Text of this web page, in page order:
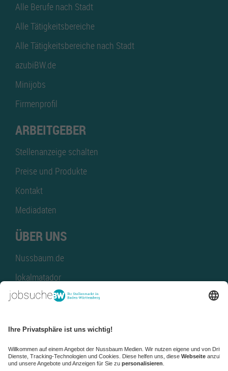
Alle Berufe nach Stadt
Alle Tätigkeitsbereiche
Alle Tätigkeitsbereiche nach Stadt
azubiBW.de
Minijobs
Firmenprofil
ARBEITGEBER
Stellenanzeige schalten
Preise und Produkte
Kontakt
Mediadaten
ÜBER UNS
Nussbaum.de
lokalmatador
kaufinBW
NussbaumID
Nussbaum Medien